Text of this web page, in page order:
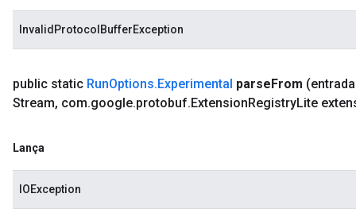
InvalidProtocolBufferException
public static RunOptions.Experimental parseFrom
Stream, com.google.protobuf.ExtensionRegistryLite
Lança
IOException